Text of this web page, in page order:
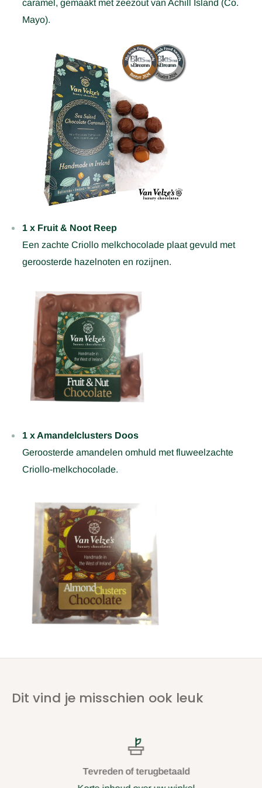
caramel, gemaakt met zeezout van Achill Island (Co.
Mayo).
1 x Fruit & Noot Reep
Een zachte Criollo melkchocolade plaat gevuld met
geroosterde hazelnoten en rozijnen.
1 x Amandelclusters Doos
Geroosterde amandelen omhuld met fluweelzachte
Criollo-melkchocolade.
Dit vind je misschien ook leuk
Tevreden of terugbetaald